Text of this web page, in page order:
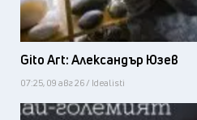
Gito Art: Александър Юзев
07:25, 09 авг 26 / Idealisti